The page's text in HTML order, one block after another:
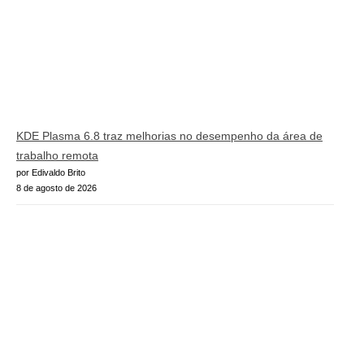
KDE Plasma 6.8 traz melhorias no desempenho da área de
trabalho remota
por Edivaldo Brito
8 de agosto de 2026